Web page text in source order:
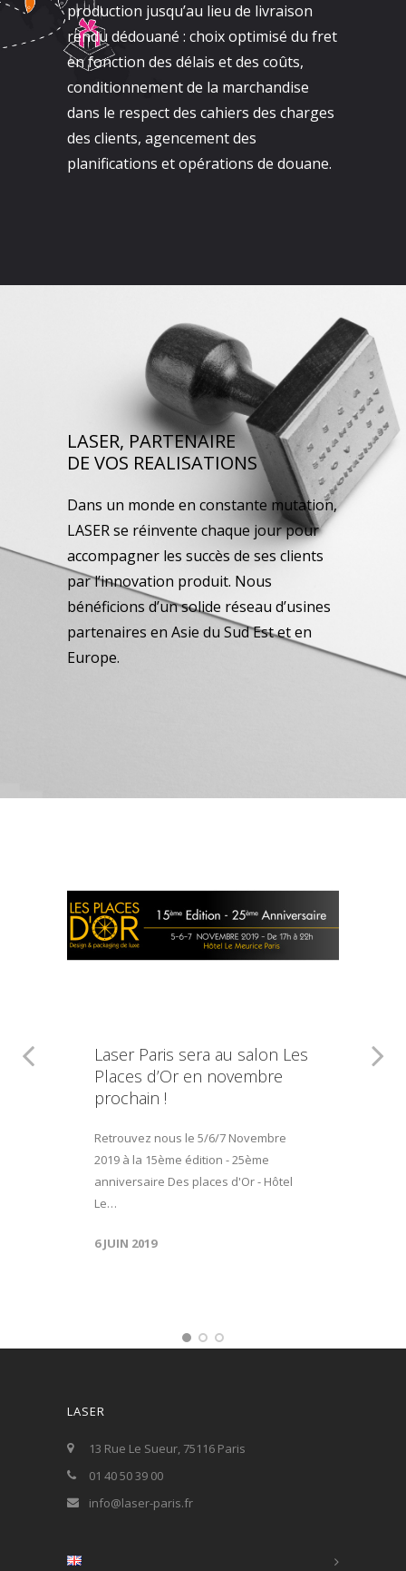
production jusqu’au lieu de livraison
rendu dédouané : choix optimisé du fret
en fonction des délais et des coûts,
conditionnement de la marchandise
dans le respect des cahiers des charges
des clients, agencement des
planifications et opérations de douane.
LASER, PARTENAIRE
DE VOS REALISATIONS
Dans un monde en constante mutation,
LASER se réinvente chaque jour pour
accompagner les succès de ses clients
par l’innovation produit. Nous
bénéficions d’un solide réseau d’usines
partenaires en Asie du Sud Est et en
Europe.
Laser Paris sera au salon Les
Places d’Or en novembre
prochain !
Retrouvez nous le 5/6/7 Novembre
2019 à la 15ème édition - 25ème
anniversaire Des places d'Or - Hôtel
Le…
6 JUIN 2019
LASER
13 Rue Le Sueur, 75116 Paris
01 40 50 39 00
info@laser-paris.fr